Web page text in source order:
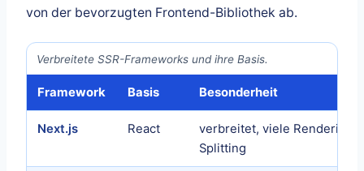
von der bevorzugten Frontend-Bibliothek ab.
Verbreitete SSR-Frameworks und ihre Basis.
Framework Basis Besonderheit
Next.js React
verbreitet, viele Rendering-
Splitting